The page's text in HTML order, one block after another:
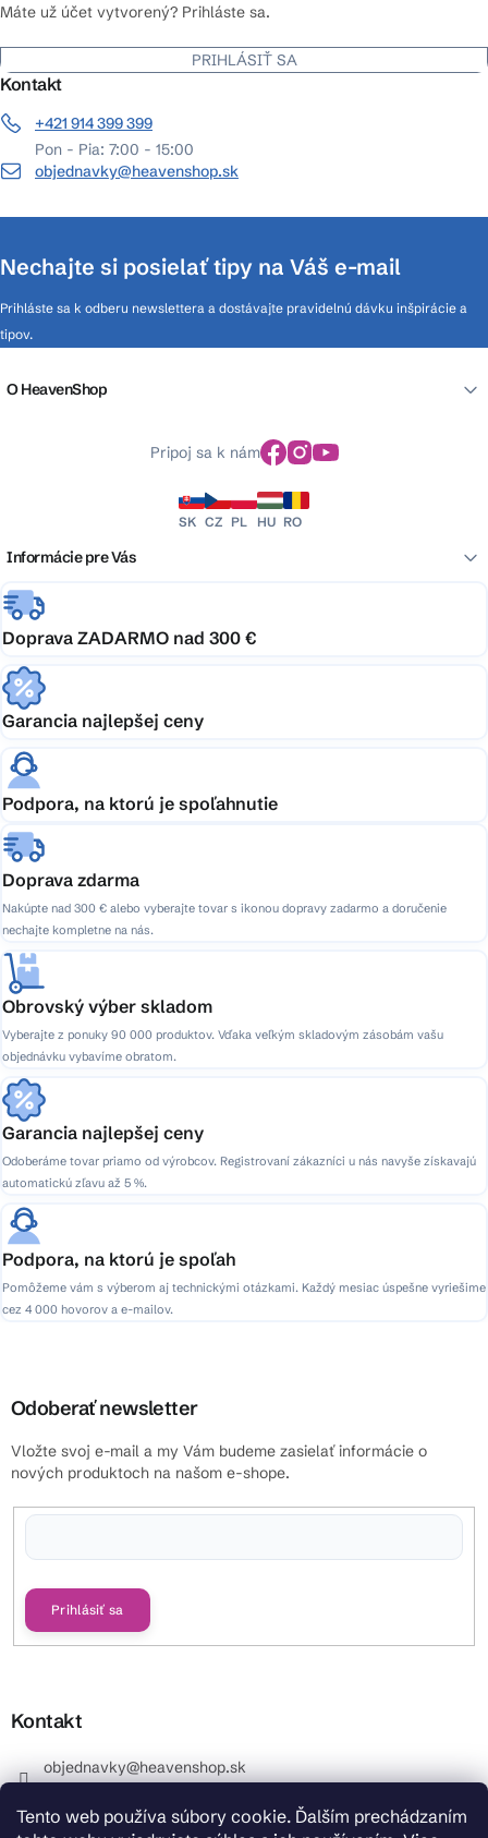
Tento web používa súbory cookie. Ďalším prechádzaním
Máte už účet vytvorený? Prihláste sa.
PRIHLÁSIŤ SA
Kontakt
+421 914 399 399
Pon - Pia: 7:00 - 15:00
objednavky@heavenshop.sk
Nechajte si posielať tipy na Váš e-mail
Prihláste sa k odberu newslettera a dostávajte pravidelnú dávku inšpirácie a
tipov.
O HeavenShop
Pripoj sa k nám
SK CZ PL HU RO
Informácie pre Vás
Doprava ZADARMO nad 300 €
Garancia najlepšej ceny
Podpora, na ktorú je spoľahnutie
Doprava zdarma
Nakúpte nad 300 € alebo vyberajte tovar s ikonou dopravy zadarmo a doručenie
nechajte kompletne na nás.
Obrovský výber skladom
Vyberajte z ponuky 90 000 produktov. Vďaka veľkým skladovým zásobám vašu
objednávku vybavíme obratom.
Garancia najlepšej ceny
Odoberáme tovar priamo od výrobcov. Registrovaní zákazníci u nás navyše získavajú
automatickú zľavu až 5 %.
Podpora, na ktorú je spoľah
Pomôžeme vám s výberom aj technickými otázkami. Každý mesiac úspešne vyriešime
cez 4 000 hovorov a e-mailov.
Odoberať newsletter
Vložte svoj e-mail a my Vám budeme zasielať informácie o
nových produktoch na našom e-shope.
Prihlásiť sa
Kontakt
objednavky@heavenshop.sk
_Info objednávky : +421 914 399 399 Pracovné dni od